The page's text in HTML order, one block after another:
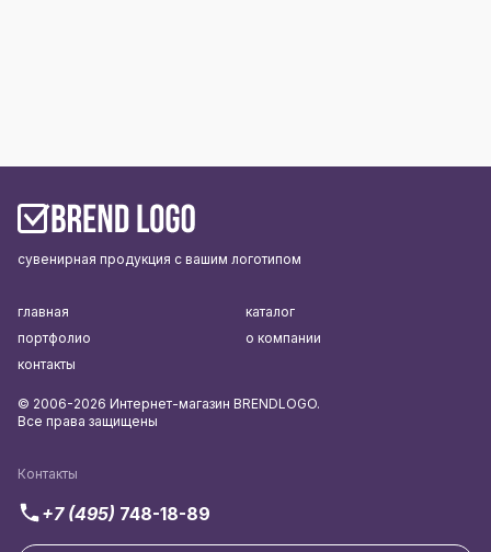
сувенирная продукция с вашим логотипом
Контакты
+7 (495) 748-18-89
главная
каталог
портфолио
о компании
контакты
© 2006-2026 Интернет-магазин BRENDLOGO.
Все права защищены